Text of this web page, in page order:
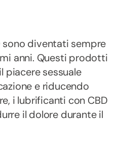
sono diventati sempre
anni. Questi prodotti
piacere sessuale
e riducendo
i lubrificanti con CBD
il dolore durante il